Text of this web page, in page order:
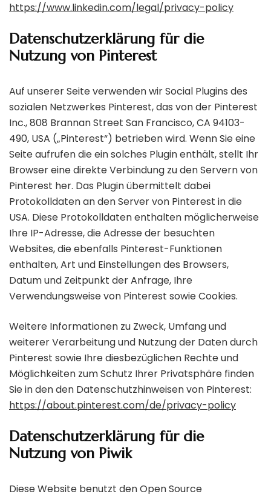
https://www.linkedin.com/legal/privacy-policy
Datenschutzerklärung für die
Nutzung von Pinterest
Auf unserer Seite verwenden wir Social Plugins des
sozialen Netzwerkes Pinterest, das von der Pinterest
Inc., 808 Brannan Street San Francisco, CA 94103-
490, USA („Pinterest“) betrieben wird. Wenn Sie eine
Seite aufrufen die ein solches Plugin enthält, stellt Ihr
Browser eine direkte Verbindung zu den Servern von
Pinterest her. Das Plugin übermittelt dabei
Protokolldaten an den Server von Pinterest in die
USA. Diese Protokolldaten enthalten möglicherweise
Ihre IP-Adresse, die Adresse der besuchten
Websites, die ebenfalls Pinterest-Funktionen
enthalten, Art und Einstellungen des Browsers,
Datum und Zeitpunkt der Anfrage, Ihre
Verwendungsweise von Pinterest sowie Cookies.
Weitere Informationen zu Zweck, Umfang und
weiterer Verarbeitung und Nutzung der Daten durch
Pinterest sowie Ihre diesbezüglichen Rechte und
Möglichkeiten zum Schutz Ihrer Privatsphäre finden
Sie in den den Datenschutzhinweisen von Pinterest:
https://about.pinterest.com/de/privacy-policy
Datenschutzerklärung für die
Nutzung von Piwik
Diese Website benutzt den Open Source